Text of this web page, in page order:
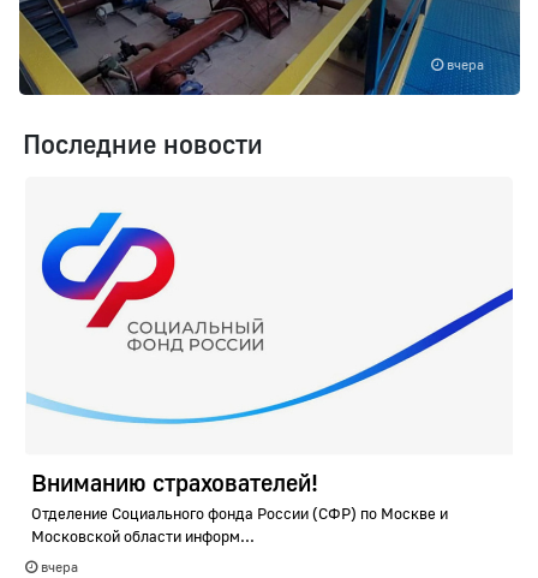
вчера
Последние новости
Вниманию страхователей!
Отделение Социального фонда России (СФР) по Москве и
Московской области информ...
вчера